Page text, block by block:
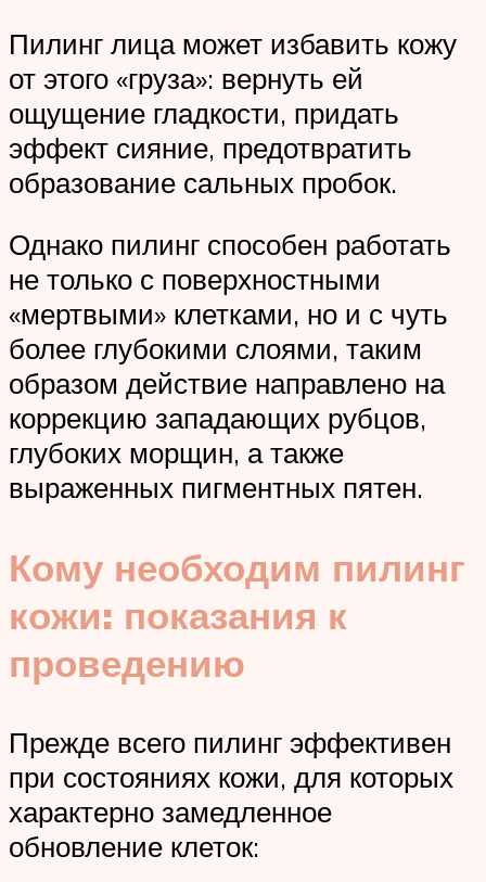
Пилинг лица может избавить кожу
от этого «груза»: вернуть ей
ощущение гладкости, придать
эффект сияние, предотвратить
образование сальных пробок.
Однако пилинг способен работать
не только с поверхностными
«мертвыми» клетками, но и с чуть
более глубокими слоями, таким
образом действие направлено на
коррекцию западающих рубцов,
глубоких морщин, а также
выраженных пигментных пятен.
Кому необходим пилинг
кожи: показания к
проведению
Прежде всего пилинг эффективен
при состояниях кожи, для которых
характерно замедленное
обновление клеток: